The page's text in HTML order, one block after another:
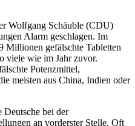
Wolfgang Schäuble (CDU)
Alarm geschlagen. Im
Millionen gefälschte Tabletten
viele wie im Jahr zuvor.
Potenzmittel,
meisten aus China, Indien oder
Deutsche bei der
an vorderster Stelle. Oft